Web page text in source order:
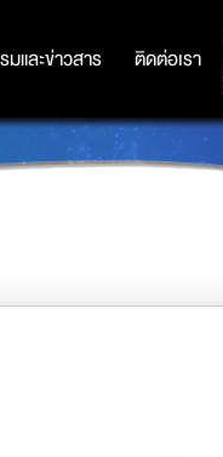
มและข่าวสาร ติดต่อเรา
มและข่าวสาร ติดต่อเรา